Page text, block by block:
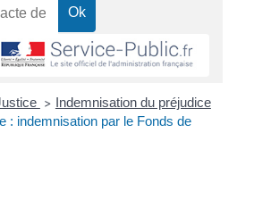
> Indemnisation du préjudice
: indemnisation par le Fonds de